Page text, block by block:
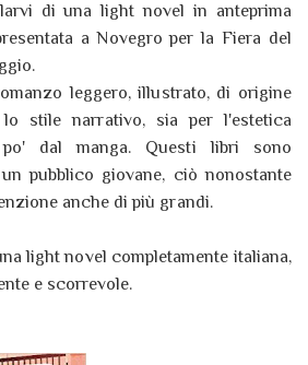
di una light novel in anteprima
a Novegro per la Fiera del
leggero, illustrato, di origine
lo stile narrativo, sia per l'estetica
dal manga. Questi libri sono
pubblico giovane, ciò nonostante
anche di più grandi.
light novel completamente italiana,
e scorrevole.